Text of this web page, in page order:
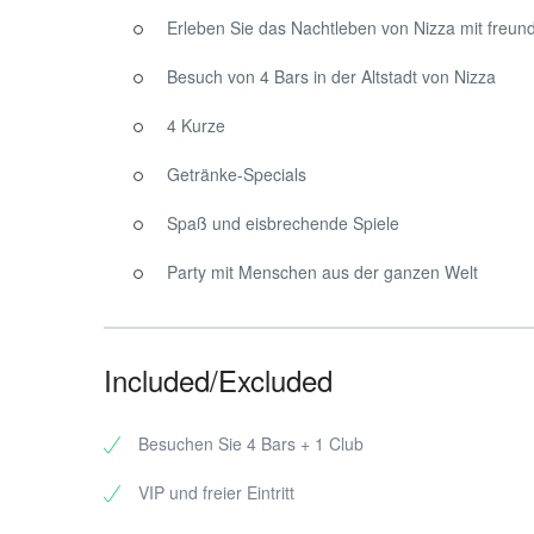
statt und ist eine der beliebtesten Veranstaltungen an
Sind Sie allein unterwegs und möchten neue Leute
beginnen unseren Bar Crawl in der Villa St. Exupery
Erleben Sie das Nachtleben von Nizza mit
Besuch von 4 Bars in der Altstadt von Nizza
4 Kurze
Getränke-Specials
Spaß und eisbrechende Spiele
Party mit Menschen aus der ganzen Welt
Included/Excluded
Besuchen Sie 4 Bars + 1 Club
VIP und freier Eintritt